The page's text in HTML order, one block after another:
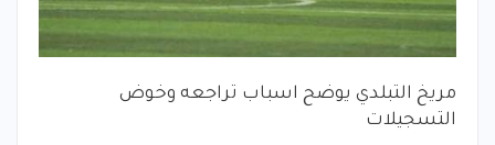
مريخ التبلدي يوضح اسباب تراجعه وخوض
التسجيلات